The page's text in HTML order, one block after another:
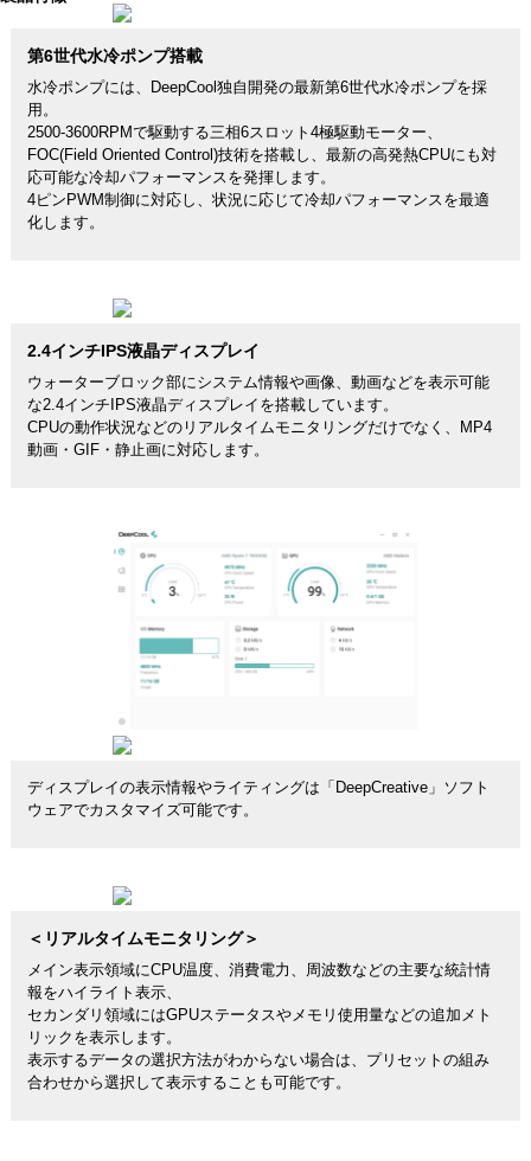
第6世代水冷ポンプ搭載
水冷ポンプには、DeepCool独自開発の最新第6世代水冷ポンプを採
用。
2500-3600RPMで駆動する三相6スロット4極駆動モーター、
FOC(Field Oriented Control)技術を搭載し、最新の高発熱CPUにも対
応可能な冷却パフォーマンスを発揮します。
4ピンPWM制御に対応し、状況に応じて冷却パフォーマンスを最適
化します。
2.4インチIPS液晶ディスプレイ
ウォーターブロック部にシステム情報や画像、動画などを表示可能
な2.4インチIPS液晶ディスプレイを搭載しています。
CPUの動作状況などのリアルタイムモニタリングだけでなく、MP4
動画・GIF・静止画に対応します。
ディスプレイの表示情報やライティングは「DeepCreative」ソフト
ウェアでカスタマイズ可能です。
＜リアルタイムモニタリング＞
メイン表示領域にCPU温度、消費電力、周波数などの主要な統計情
報をハイライト表示、
セカンダリ領域にはGPUステータスやメモリ使用量などの追加メト
リックを表示します。
表示するデータの選択方法がわからない場合は、プリセットの組み
合わせから選択して表示することも可能です。